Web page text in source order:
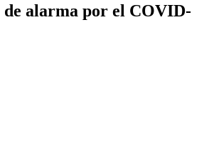
de alarma por el COVID-